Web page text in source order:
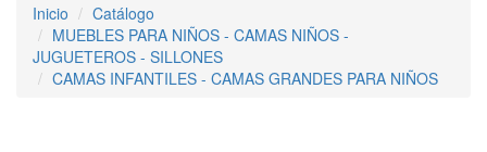
Inicio
Catálogo
MUEBLES PARA NIÑOS - CAMAS NIÑOS -
JUGUETEROS - SILLONES
CAMAS INFANTILES - CAMAS GRANDES PARA NIÑOS